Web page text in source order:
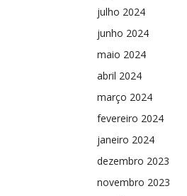
julho 2024
junho 2024
maio 2024
abril 2024
março 2024
fevereiro 2024
janeiro 2024
dezembro 2023
novembro 2023